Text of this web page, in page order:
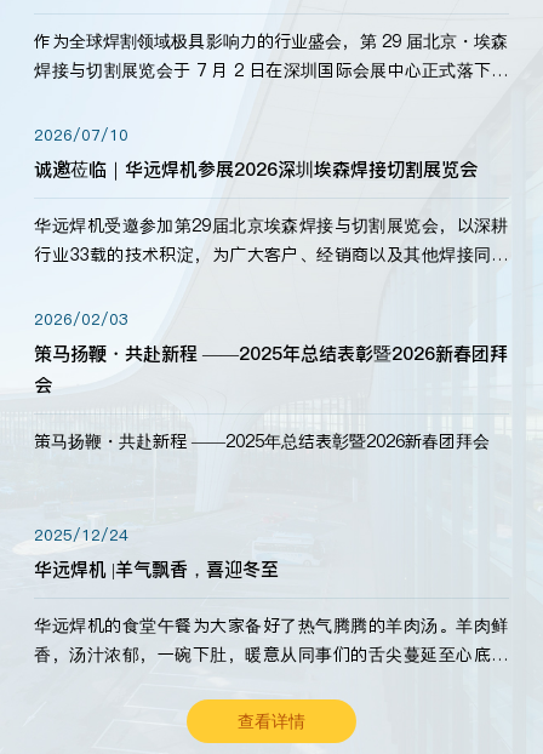
作为全球焊割领域极具影响力的行业盛会，第 29 届北京・埃森
焊接与切割展览会于 7 月 2 日在深圳国际会展中心正式落下帷
标准，持之以恒研发新产品、新技术。新老客户、行业伙伴、
海内外客户为目睹公司发布的新产…
2026/07/10
诚邀莅临｜华远焊机参展2026深圳埃森焊接切割展览会
华远焊机受邀参加第29届北京埃森焊接与切割展览会，以深耕
行业33载的技术积淀，为广大客户、经销商以及其他焊接同仁
2026/02/03
策马扬鞭・共赴新程 ——2025年总结表彰暨2026新春团拜
会
策马扬鞭・共赴新程 ——2025年总结表彰暨2026新春团拜会
2025/12/24
华远焊机 |羊气飘香，喜迎冬至
华远焊机的食堂午餐为大家备好了热气腾腾的羊肉汤。羊肉鲜
香，汤汁浓郁，一碗下肚，暖意从同事们的舌尖蔓延至心底。
查看详情